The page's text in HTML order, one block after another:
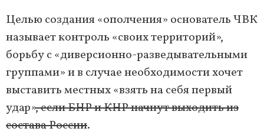
Целью создания «ополчения» основатель ЧВК
называет контроль «своих территорий»,
борьбу с «диверсионно-разведывательными
группами» и в случае необходимости хочет
выставить местных «взять на себя первый
удар», если БНР и КНР начнут выходить из
состава России.